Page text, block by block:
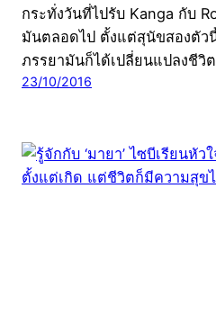
กระทั่งวันที่ไปรับ Kanga กับ
มันตลอดไป ตั้งแต่สุนัขสองตัว
ภรรยามันก็ได้เปลี่ยนแปลงชีวิ
23/10/2016